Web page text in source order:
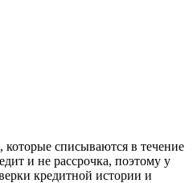
которые списываются в течение
и не рассрочка, поэтому у
кредитной истории и